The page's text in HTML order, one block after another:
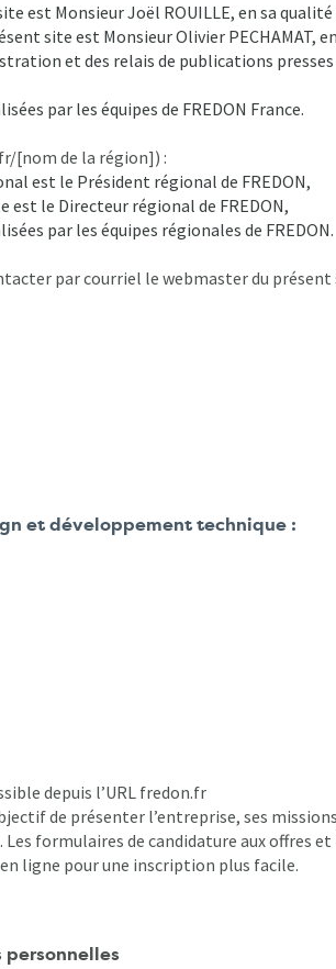
est Monsieur Joël ROUILLE, en sa qualité
site est Monsieur Olivier PECHAMAT,
et des relais de publications
par les équipes de FREDON France.
[nom de la région]) :
est le Président régional de FREDON,
est le Directeur régional de FREDON,
par les équipes régionales de FREDON.
par courriel le webmaster du présent
et développement technique :
depuis l’URL fredon.fr
de présenter l’entreprise, ses
formulaires de candidature aux offres
ligne pour une inscription plus facile.